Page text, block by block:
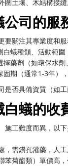
圍土壤、木結構接
司的服
要關注其專業度和
白蟻種類、活動範
擇藥劑（如環保水
固期（通常1-3年）
是否具備資質（如
蟻的收
施工難度而異，以下
，需鑽孔灌藥，人工
苯菊酯類）單價高